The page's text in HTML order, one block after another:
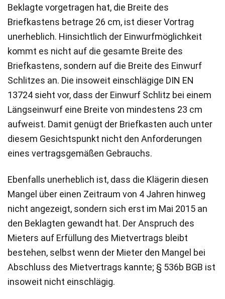
Beklagte vorgetragen hat, die Breite des
Briefkastens betrage 26 cm, ist dieser Vortrag
unerheblich. Hinsichtlich der Einwurfmöglichkeit
kommt es nicht auf die gesamte Breite des
Briefkastens, sondern auf die Breite des Einwurf
Schlitzes an. Die insoweit einschlägige DIN EN
13724 sieht vor, dass der Einwurf Schlitz bei einem
Längseinwurf eine Breite von mindestens 23 cm
aufweist. Damit genügt der Briefkasten auch unter
diesem Gesichtspunkt nicht den Anforderungen
eines vertragsgemäßen Gebrauchs.
Ebenfalls unerheblich ist, dass die Klägerin diesen
Mangel über einen Zeitraum von 4 Jahren hinweg
nicht angezeigt, sondern sich erst im Mai 2015 an
den Beklagten gewandt hat. Der Anspruch des
Mieters auf Erfüllung des Mietvertrags bleibt
bestehen, selbst wenn der Mieter den Mangel bei
Abschluss des Mietvertrags kannte; § 536b BGB ist
insoweit nicht einschlägig.